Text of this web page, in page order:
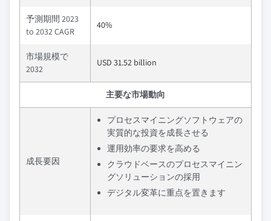
予測期間 2023
to 2032 CAGR
40%
市場規模で
2032
USD 31.52 billion
主要な市場動向
成長要因
プロセスマイニングソフトウェアの
実質的な投資を成長させる
運用効率の要求を高める
クラウドベースのプロセスマイニン
グソリューションの採用
デジタル変革に重点を置きます